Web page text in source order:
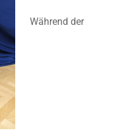
Während der